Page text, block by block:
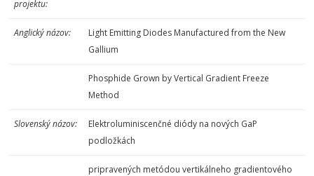
projektu:
Anglický názov:
Light Emitting Diodes Manufactured from the New
Gallium
Phosphide Grown by Vertical Gradient Freeze
Method
Slovenský názov:
Elektroluminiscenčné diódy na nových GaP
podložkách
pripravených metódou vertikálneho gradientového